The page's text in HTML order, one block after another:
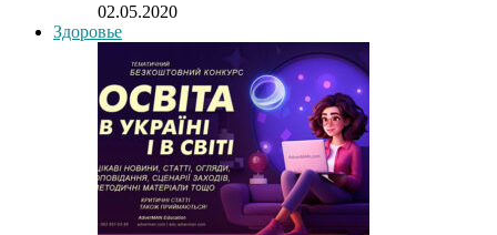
02.05.2020
Здоровье